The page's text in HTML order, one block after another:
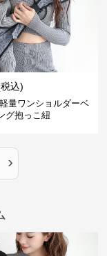
込)
量ワンショルダーベ
グ抱っこ紐
›